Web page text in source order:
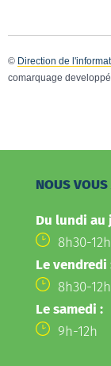
© Direction de
comarquage
NOUS
Du lundi au
8h30-
Le vendredi
8h30-
Le samedi :
9h-12h